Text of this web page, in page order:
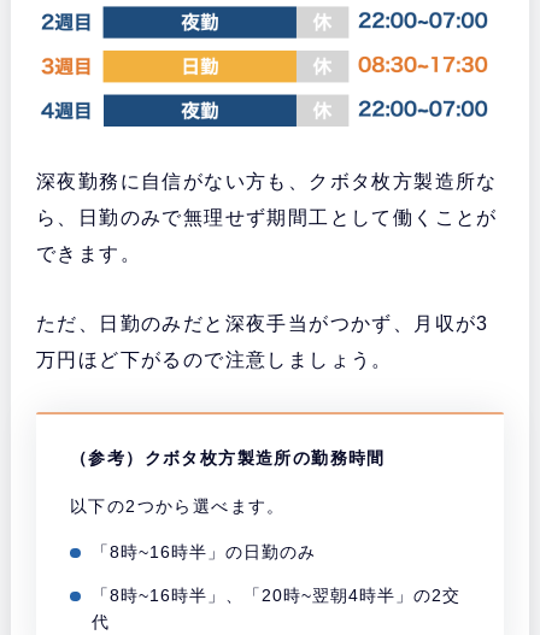
深夜勤務に自信がない方も、クボタ枚方製造所な
ら、日勤のみで無理せず期間工として働くことが
できます。
ただ、日勤のみだと深夜手当がつかず、月収が3
万円ほど下がるので注意しましょう。
（参考）クボタ枚方製造所の勤務時間
以下の2つから選べます。
「8時~16時半」の日勤のみ
「8時~16時半」、「20時~翌朝4時半」の2交
代